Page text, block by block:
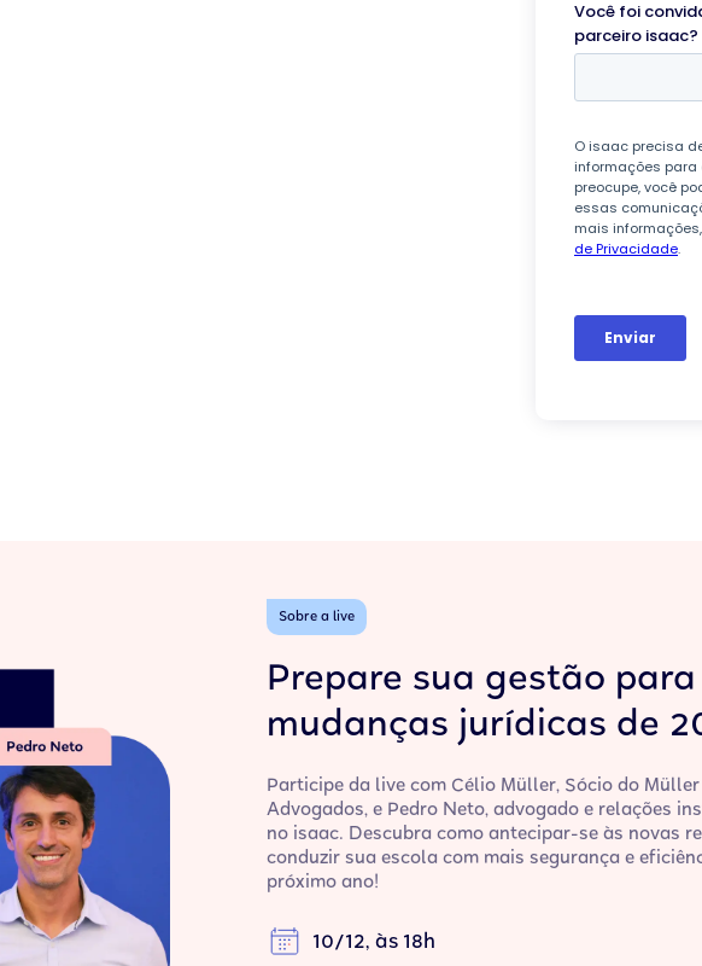
Sobre a live
Prepare sua gestão
mudanças jurídicas de
Participe da live com Célio Müller, Sócio do
Advogados, e Pedro Neto, advogado e relações
no isaac. Descubra como antecipar-se às novas
conduzir sua escola com mais segurança e
próximo ano!
10/12, às 18h